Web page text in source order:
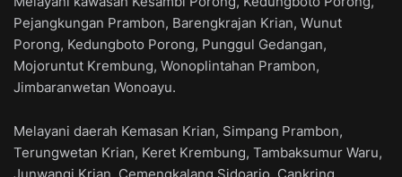
Pejangkungan Prambon, Barengkrajan Krian, Wunut
Porong, Kedungboto Porong, Punggul Gedangan,
Mojoruntut Krembung, Wonoplintahan Prambon,
Jimbaranwetan Wonoayu.
Melayani daerah Kemasan Krian, Simpang Prambon,
Terungwetan Krian, Keret Krembung, Tambaksumur Waru,